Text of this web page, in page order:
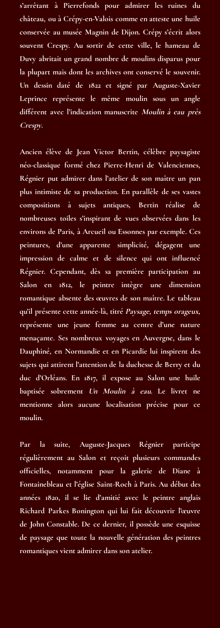
s’arrêtant à Pierrefonds pour admirer les ruines du
château, ou à Crépy-en-Valois comme en atteste une huile
conservée au musée Magnin de Dijon. Crépy s’écrit alors
souvent Crespy. Au sortir de cette ville, le hameau de
Duvy abritait un grand nombre de moulins disparus pour
la plupart mais dont les archives ont conservé le souvenir.
Un dessin daté de 1822 et signé par Auguste-Xavier
Leprince représente le même moulin sous un angle
différent avec l’indication manuscrite Moulin à eau près
Crespy.
Ancien élève de Jean Victor Bertin, célèbre paysagiste
néo-classique formé chez Pierre-Henri de Valenciennes,
Régnier put admirer dans l’atelier de son maître un pan
plus intimiste de sa production. En parallèle de ses vastes
compositions à sujets antiques, Bertin réalise de
nombreuses toiles s’inspirant de vues observées dans les
environs de Paris, à Arcueil ou Essonnes par exemple. Ces
peintures, d’une apparente simplicité, dégagent une
impression de calme et de silence qui ont influencé
Régnier. Cependant, dès sa première participation au
Salon en 1812, le peintre intègre une dimension
romantique absente des œuvres de son maître. Le tableau
qu’il présente cette année-là, titré Paysage, temps orageux,
représente une jeune femme au centre d’une nature
menaçante. Ses nombreux voyages en Auvergne, dans le
Dauphiné, en Normandie et en Picardie lui inspirent des
sujets qui attirent l’attention de la duchesse de Berry et du
duc d’Orléans. En 1817, il expose au Salon une huile
baptisée sobrement
Un Moulin à eau. Le livret ne
mentionne alors aucune localisation précise pour ce
moulin.
Par la suite, Auguste-Jacques Régnier participe
régulièrement au Salon et reçoit plusieurs commandes
officielles, notamment pour la galerie de Diane à
Fontainebleau et l’église Saint-Roch à Paris. Au début des
années 1820, il se lie d’amitié avec le peintre anglais
Richard Parkes Bonington qui lui fait découvrir l’œuvre
de John Constable. De ce dernier, il possède une esquisse
de paysage que toute la nouvelle génération des peintres
romantiques vient admirer dans son atelier.